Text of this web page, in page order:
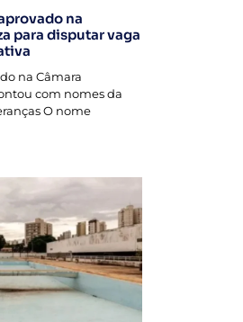
na
para disputar vaga
na Câmara
com nomes da
O nome